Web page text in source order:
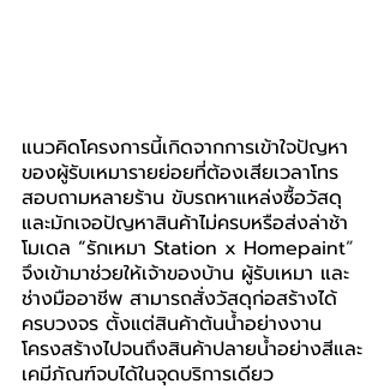
แนวคิดโครงการนี้เกิดจากการเข้าใจปัญหา
ของผู้รับเหมารายย่อยที่ต้องเสียเวลาโทร
สอบถามหลายร้าน ขับรถหาแหล่งซื้อวัสดุ
และมักเจอปัญหาสินค้าไม่ครบหรือส่งล่าช้า
โมเดล “รักเหมา Station x Homepaint”
จึงเข้ามาช่วยให้เจ้าของบ้าน ผู้รับเหมา และ
ช่างมืออาชีพ สามารถสั่งวัสดุก่อสร้างได้
ครบวงจร ตั้งแต่สินค้าต้นน้ำอย่างงาน
โครงสร้างไปจนถึงสินค้าปลายน้ำอย่างสีและ
เคมีภัณฑ์จบได้ในจุดบริการเดียว